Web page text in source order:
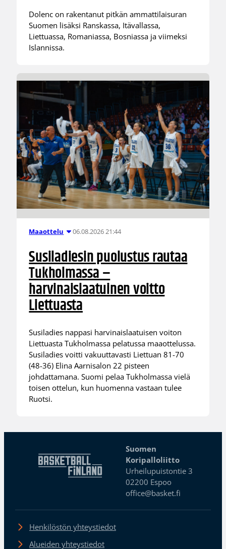
Dolenc on rakentanut pitkän ammattilaisuran
Suomen lisäksi Ranskassa, Itävallassa,
Liettuassa, Romaniassa, Bosniassa ja viimeksi
Islannissa.
Maaottelu 06.08.2026 21:44
Susiladiesin puolustus rautaa
Tukholmassa –
harvinaislaatuinen voitto
Liettuasta
Susiladies nappasi harvinaislaatuisen voiton
Liettuasta Tukholmassa pelatussa maaottelussa.
Susiladies voitti vakuuttavasti Liettuan 81-70
(48-36) Elina Aarnisalon 22 pisteen
johdattamana. Suomi pelaa Tukholmassa vielä
toisen ottelun, kun huomenna vastaan tulee
Ruotsi.
Suomen
Koripalloliitto
Urheilupuistontie 3
02200 Espoo
office@basket.fi
Henkilöstön yhteystiedot
Alueiden yhteystiedot